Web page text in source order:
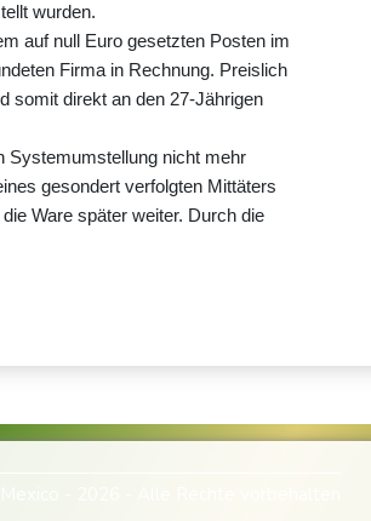
wurden.
auf null Euro gesetzten Posten im
Firma in Rechnung. Preislich
somit direkt an den 27-Jährigen
Systemumstellung nicht mehr
gesondert verfolgten Mittäters
Ware später weiter. Durch die
- 2026 - Alle Rechte vorbehalten